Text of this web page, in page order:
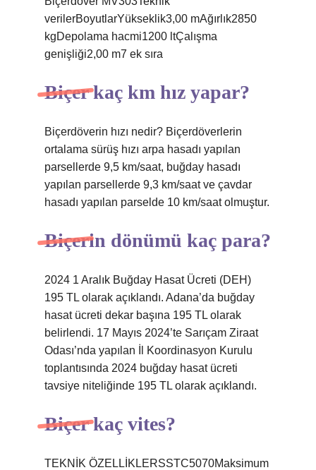
verilerBoyutlarYükseklik3,00 mAğırlık2850
kgDepolama hacmi1200 ltÇalışma
genişliği2,00 m7 ek sıra
Biçer kaç km hız yapar?
Biçerdöverin hızı nedir? Biçerdöverlerin
ortalama sürüş hızı arpa hasadı yapılan
parsellerde 9,5 km/saat, buğday hasadı
yapılan parsellerde 9,3 km/saat ve çavdar
hasadı yapılan parselde 10 km/saat olmuştur.
Biçerin dönümü kaç para?
2024 1 Aralık Buğday Hasat Ücreti (DEH)
195 TL olarak açıklandı. Adana’da buğday
hasat ücreti dekar başına 195 TL olarak
belirlendi. 17 Mayıs 2024’te Sarıçam Ziraat
Odası’nda yapılan İl Koordinasyon Kurulu
toplantısında 2024 buğday hasat ücreti
tavsiye niteliğinde 195 TL olarak açıklandı.
Biçer kaç vites?
TEKNİK ÖZELLİKLERSSTC5070Maksimum